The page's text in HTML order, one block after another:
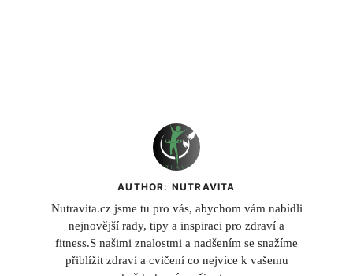
AUTHOR: NUTRAVITA
Nutravita.cz jsme tu pro vás, abychom vám nabídli
nejnovější rady, tipy a inspiraci pro zdraví a
fitness.S našimi znalostmi a nadšením se snažíme
přiblížit zdraví a cvičení co nejvíce k vašemu